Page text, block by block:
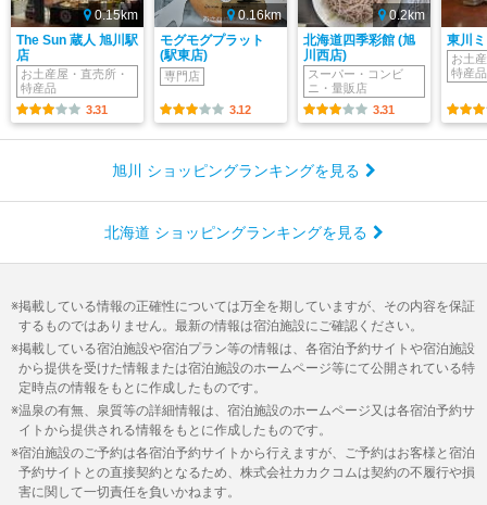
0.15km
The Sun 蔵人 旭川駅
店
お土産屋・直売所・
特産品
3.31
0.16km
モグモグプラット
(駅東店)
専門店
3.12
0.2km
北海道四季彩館 (旭
川西店)
スーパー・コンビ
ニ・量販店
3.31
東川
お土
特産品
旭川 ショッピングランキングを見る
北海道 ショッピングランキングを見る
掲載している情報の正確性については万全を期していますが、その内容を保証
するものではありません。最新の情報は宿泊施設にご確認ください。
掲載している宿泊施設や宿泊プラン等の情報は、各宿泊予約サイトや宿泊施設
から提供を受けた情報または宿泊施設のホームページ等にて公開されている特
定時点の情報をもとに作成したものです。
温泉の有無、泉質等の詳細情報は、宿泊施設のホームページ又は各宿泊予約サ
イトから提供される情報をもとに作成したものです。
宿泊施設のご予約は各宿泊予約サイトから行えますが、ご予約はお客様と宿泊
予約サイトとの直接契約となるため、株式会社カカクコムは契約の不履行や損
害に関して一切責任を負いかねます。